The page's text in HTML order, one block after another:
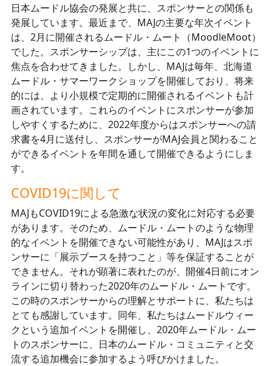
日本ムードル協会の発展と共に、スポンサーとの関係も
発展しています。最近まで、MAJの主要な年次イベント
は、2月に開催されるムードル・ムート（MoodleMoot）
でした。スポンサーシップは、主にこの1つのイベントに
焦点を合わせてきました。しかし、MAJは毎年、北海道
ムードル・サマーワークショップを開催しており、将来
的には、より小規模で定期的に開催されるイベントも計
画されています。これらのイベントにスポンサーが参加
しやすくするために、2022年度からはスポンサーへの請
求書を4月に送付し、スポンサーがMAJ会員と関わること
ができるイベントを年間を通して開催できるようにしま
す。
COVID19に関して
MAJもCOVID19による急激な状況の変化に対応する必要
があります。そのため、ムードル・ムートのような物理
的なイベントを開催できない可能性があり、MAJはスポ
ンサーに「展示ブースを持つこと」等を保証することが
できません。それが顕著に表れたのが、開催4日前にオン
ラインに切り替わった2020年のムードル・ムートです。
この時のスポンサーからの理解とサポートに、私たちは
とても感謝しています。同年、私たちはムードルウィー
クという追加イベントを開催し、2020年ムードル・ムー
トのスポンサーに、日本のムードル・コミュニティと交
流する追加機会に参加するよう呼びかけました。